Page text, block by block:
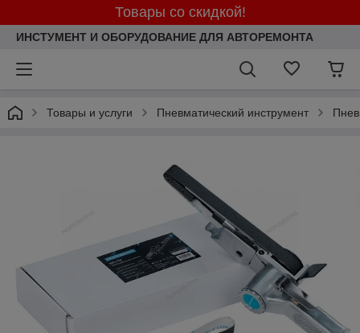
Товары со скидкой!
ИНСТУМЕНТ И ОБОРУДОВАНИЕ ДЛЯ АВТОРЕМОНТА
Товары и услуги Пневматический инструмент